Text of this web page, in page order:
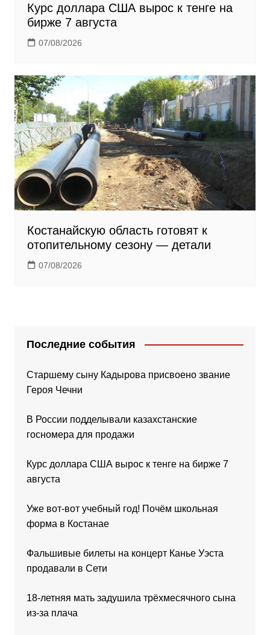
Курс доллара США вырос к тенге на
бирже 7 августа
07/08/2026
Костанайскую область готовят к
отопительному сезону — детали
07/08/2026
Последние события
Старшему сыну Кадырова присвоено звание
Героя Чечни
В России подделывали казахстанские
госномера для продажи
Курс доллара США вырос к тенге на бирже 7
августа
Уже вот-вот учебный год! Почём школьная
форма в Костанае
Фальшивые билеты на концерт Канье Уэста
продавали в Сети
18-летняя мать задушила трёхмесячного сына
из-за плача